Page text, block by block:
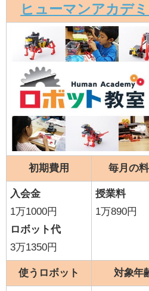
ヒューマンアカデ
初期費用 毎月の
入会金
1万1000円
ロボット代
3万1350円
授業料
1万890円
使うロボット 対象年